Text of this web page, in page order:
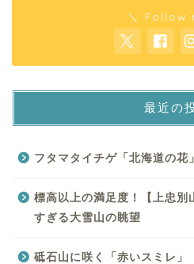
＼ Follow
最近の
フタマタイチゲ「北海道の花」
標高以上の満足度！【上忠別
すぎる大雪山の眺望
砥石山に咲く「赤いスミレ」